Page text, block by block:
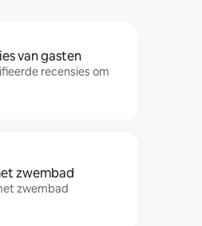
van gasten
recensies om
zwembad
zwembad